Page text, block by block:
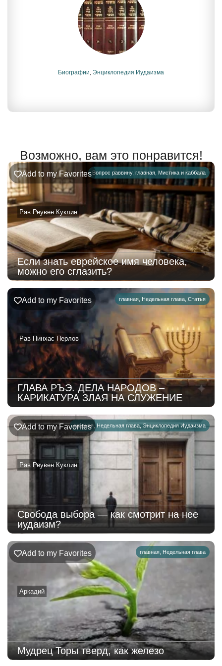
Биографии Энциклопедия Иудаизма
Возможно, вам это понравится!
Вопрос раввину, главная Мистика и каббала
Рав Реувен Куклин
Add to my Favorites
Если знать еврейское имя человека,
можно его сглазить?
главная Недельная глава Статья
Рав Пинхас Перлов
Add to my Favorites
ГЛАВА РЪЭ. ДЕЛА НАРОДОВ –
КАРИКАТУРА ЗЛАЯ НА СЛУЖЕНИЕ
главная , Недельная глава,Энциклопедия Иудаизма
Рав Реувен Куклин
Add to my Favorites
Свобода выбора — как смотрит на нее
иудаизм?
главная Недельная глава
Аркадий
Add to my Favorites
Мудрец Торы тверд, как железо